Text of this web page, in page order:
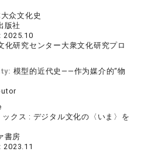
众文化史
版社
2025.10
化研究センター大衆文化研究プロ
模型的近代史——作为媒介的“物
ックス : デジタル文化の〈いま〉を
書房
2023.11